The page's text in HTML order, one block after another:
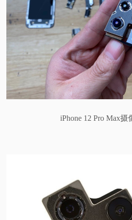
iPhone 12 Pro Max摄